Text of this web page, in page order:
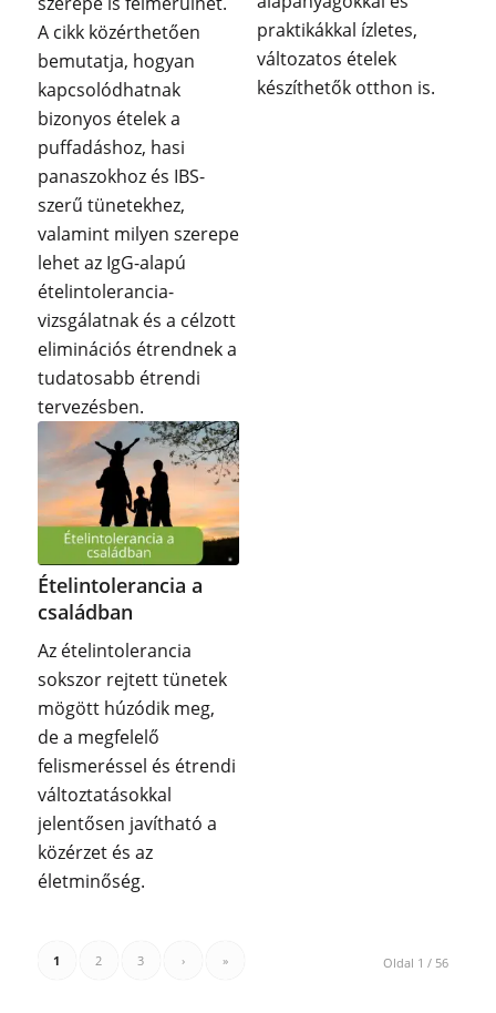
A cikk közérthetően
bemutatja, hogyan
kapcsolódhatnak
bizonyos ételek a
puffadáshoz, hasi
panaszokhoz és IBS-
szerű tünetekhez,
valamint milyen szerepe
lehet az IgG-alapú
ételintolerancia-
vizsgálatnak és a célzott
eliminációs étrendnek a
tudatosabb étrendi
tervezésben.
praktikákkal ízletes,
változatos ételek
készíthetők otthon is.
Ételintolerancia a
családban
Az ételintolerancia
sokszor rejtett tünetek
mögött húzódik meg,
de a megfelelő
felismeréssel és étrendi
változtatásokkal
jelentősen javítható a
közérzet és az
életminőség.
Oldal 1 / 56
1 2 3 › »